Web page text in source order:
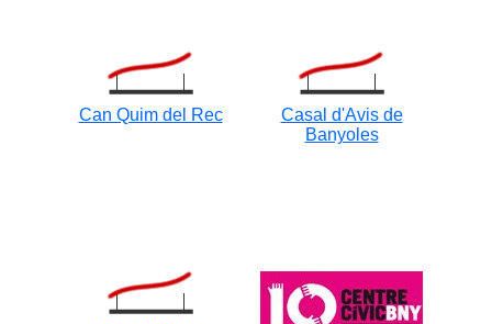
Can Quim del Rec
Casal d'Avis de
Banyoles